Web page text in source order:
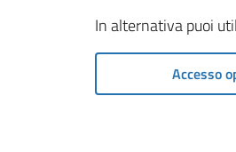
In alternativa puoi
Accesso